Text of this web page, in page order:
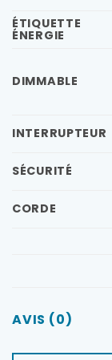
ÉTIQUETTE
ÉNERGIE
DIMMABLE
INTERRUPTEUR
SÉCURITÉ
CORDE
AVIS (0)